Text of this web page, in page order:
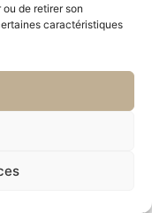
de retirer son
caractéristiques